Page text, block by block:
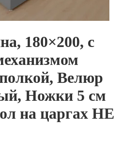
180×200, с
Велюр
Ножки 5 см
на царгах НЕ